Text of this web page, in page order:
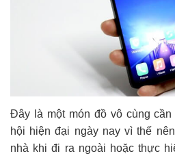
Đây là một món đồ vô cùng cần
hội hiện đại ngày nay vì thế
nhà khi đi ra ngoài hoặc thực